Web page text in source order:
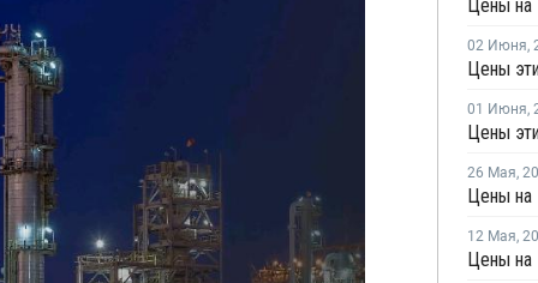
Цены на
02 Июня,
Цены
01 Июня,
Цены
26 Мая,
Цены на
12 Мая,